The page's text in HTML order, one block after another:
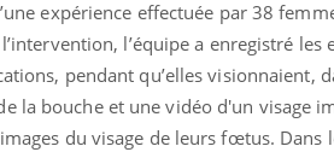
expérience effectuée par 38
l’équipe a enregistré
pendant qu’elles visionnaient,
la bouche et une vidéo d'un visage
du visage de leurs fœtus. Dans